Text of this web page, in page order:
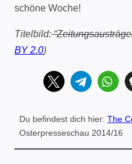
schöne Woche!
Titelbild:
BY 2.0)
Du befindest dich hier: The
Osterpresseschau 2014/16